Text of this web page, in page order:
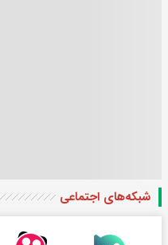
شبکه‌های اجتماعی